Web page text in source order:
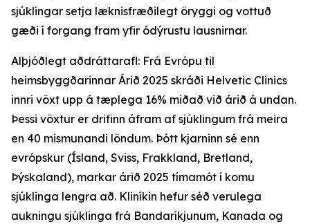
sjúklingar setja læknisfræðilegt öryggi og vottuð
gæði í forgang fram yfir ódýrustu lausnirnar.
Alþjóðlegt aðdráttarafl: Frá Evrópu til
heimsbyggðarinnar Árið 2025 skráði Helvetic Clinics
innri vöxt upp á tæplega 16% miðað við árið á undan.
Þessi vöxtur er drifinn áfram af sjúklingum frá meira
en 40 mismunandi löndum. Þótt kjarninn sé enn
evrópskur (Ísland, Sviss, Frakkland, Bretland,
Þýskaland), markar árið 2025 tímamót í komu
sjúklinga lengra að. Kliníkin hefur séð verulega
aukningu sjúklinga frá Bandaríkjunum, Kanada og